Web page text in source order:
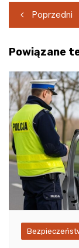
wpisu
Poprzedni
Powiązane